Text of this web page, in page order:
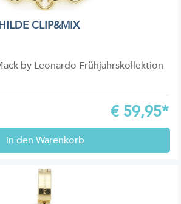
CLIP&MIX
by Leonardo Frühjahrskollektion
€ 59,95*
in den Warenkorb